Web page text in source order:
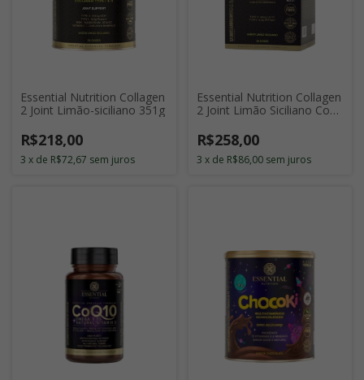
Essential Nutrition Collagen
2 Joint Limão-siciliano 351g
R$218,00
3 x de R$72,67 sem juros
Essential Nutrition Collagen
2 Joint Limão Siciliano Com
R$258,00
3 x de R$86,00 sem juros